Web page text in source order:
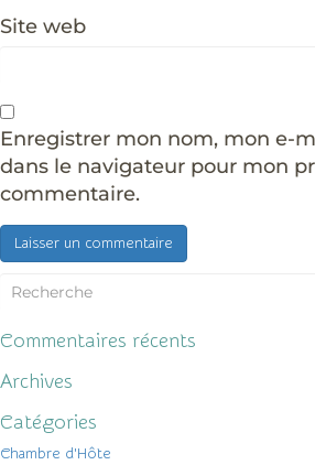
Site web
Enregistrer mon nom, mon e-
dans le navigateur pour mon
commentaire.
Commentaires récents
Archives
Catégories
Chambre d'Hôte